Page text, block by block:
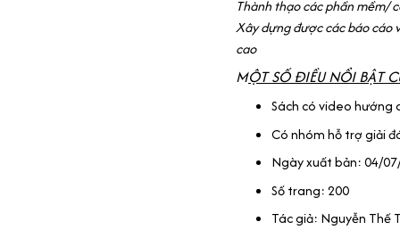
Thành thạo các phần mềm/
Xây dựng được các báo cáo
cao
MỘT SỐ ĐIỀU NỔI BẬT
Sách có video hướng
Có nhóm hỗ trợ giải
Ngày xuất bản: 04/
Số trang: 200
Tác giả: Nguyễn Thế